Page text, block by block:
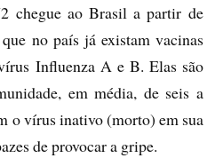
chegue ao Brasil a partir de
no país já existam vacinas
Influenza A e B. Elas são
em média, de seis a
o vírus inativo (morto) em sua
de provocar a gripe.